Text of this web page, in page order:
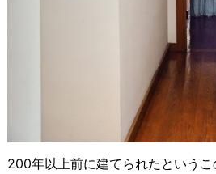
200年以上前に建てられたという